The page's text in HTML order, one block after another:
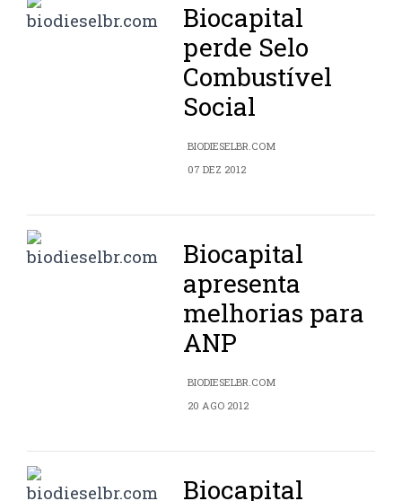
Biocapital
perde Selo
Combustível
Social
BIODIESELBR.COM
07 DEZ 2012
Biocapital
apresenta
melhorias para
ANP
BIODIESELBR.COM
20 AGO 2012
Biocapital